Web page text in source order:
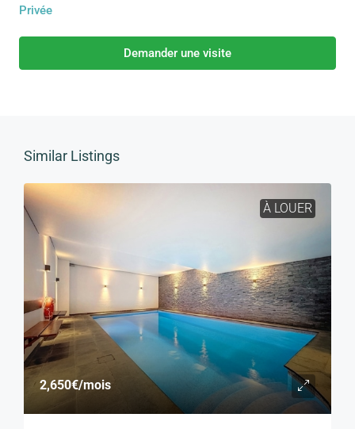
Privée
Demander une visite
Similar Listings
À LOUER
2,650€/mois